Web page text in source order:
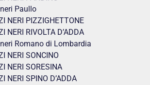
Paullo
NERI PIZZIGHETTONE
NERI RIVOLTA D’ADDA
Romano di Lombardia
NERI SONCINO
NERI SORESINA
NERI SPINO D’ADDA